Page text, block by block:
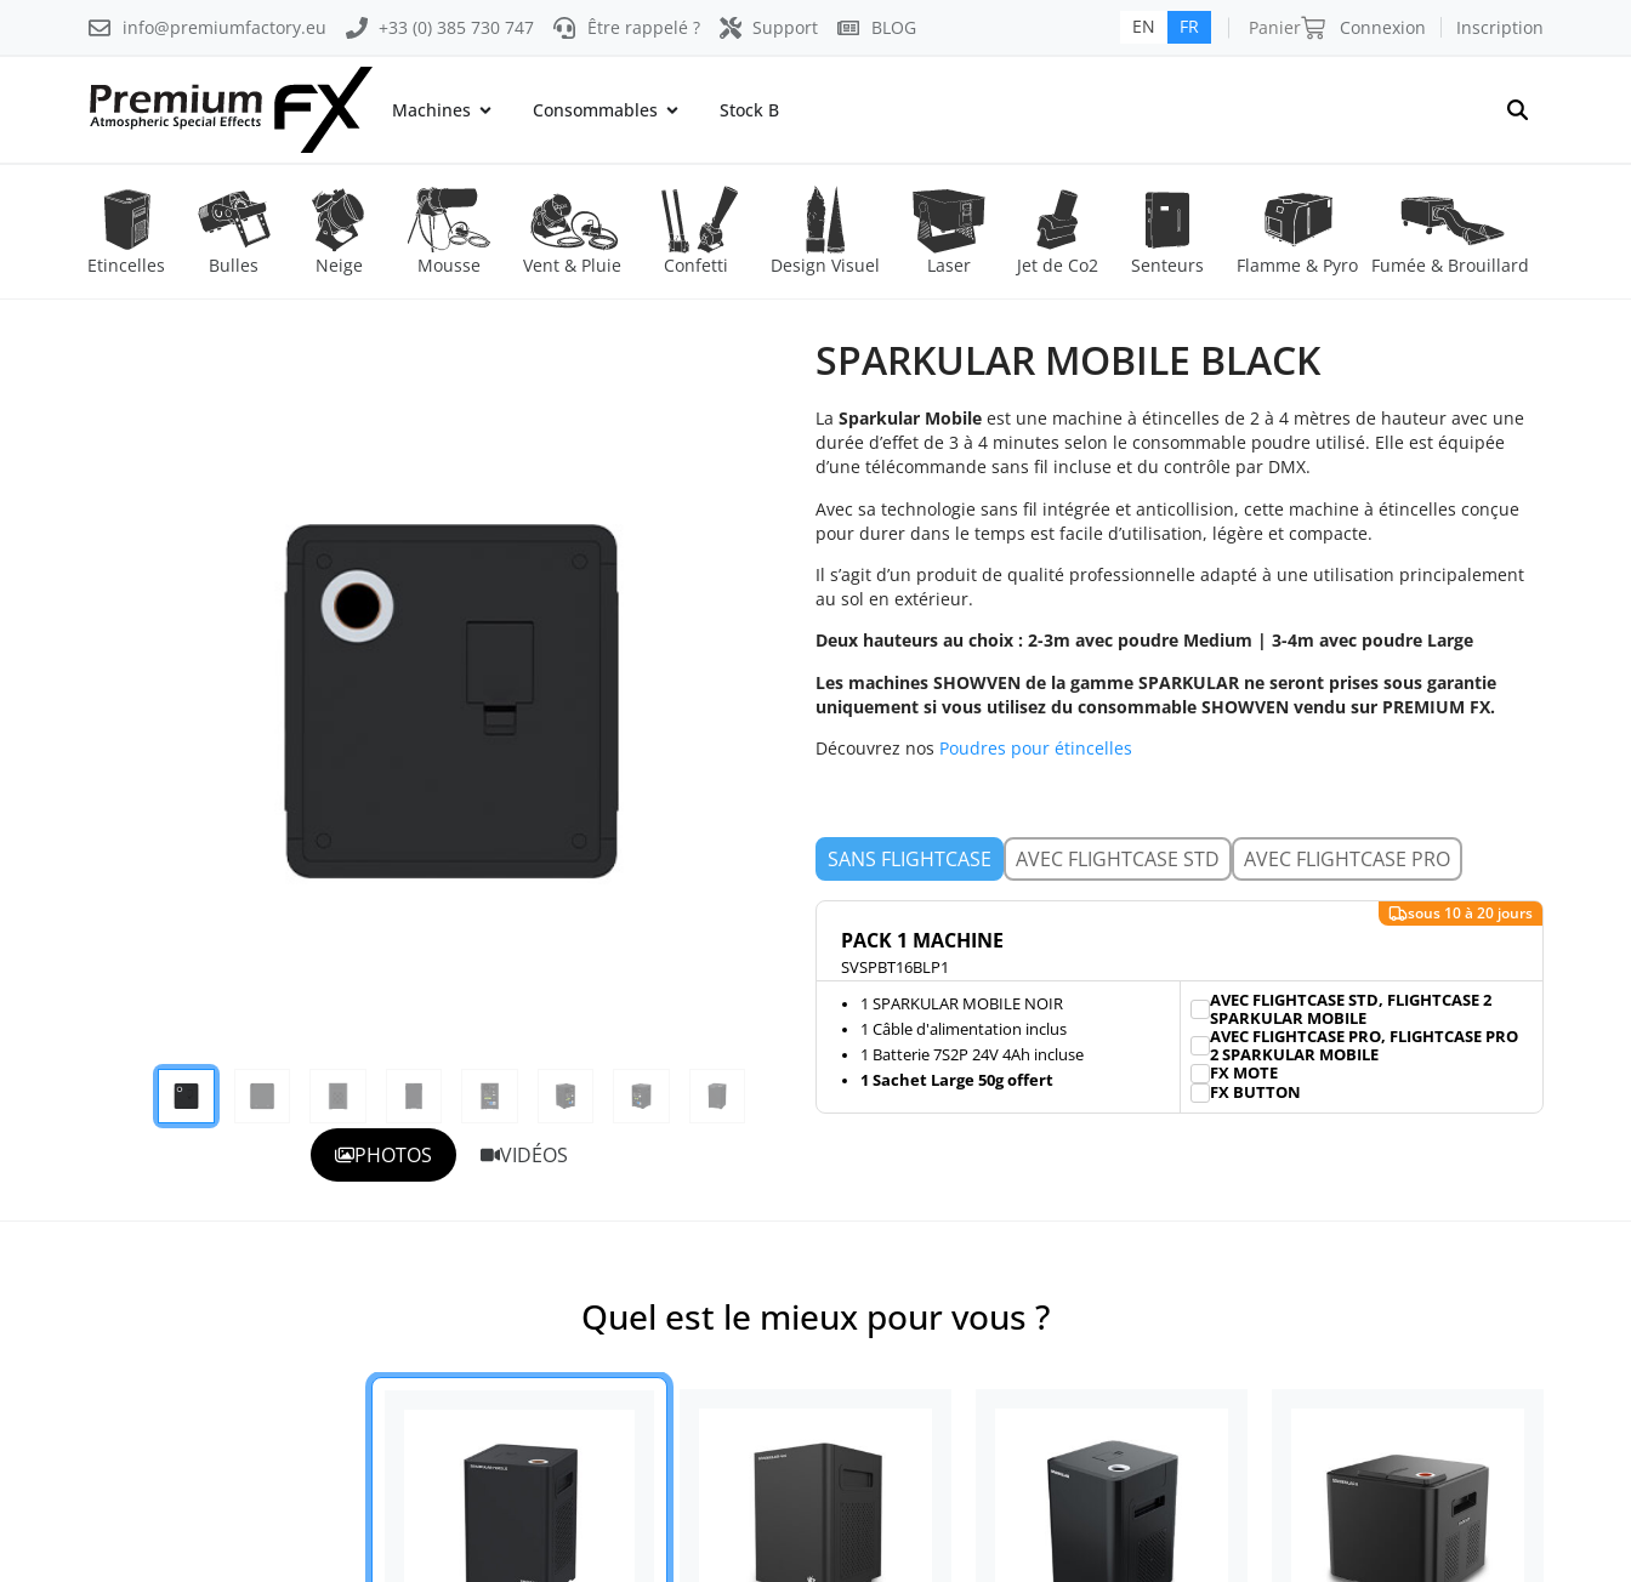
info@premiumfactory.eu +33 (0) 385 730 747 Être rappelé ? Support BLOG EN FR Panier Connexion Inscription
Machines Consommables Stock B
Etincelles Bulles Neige Mousse Vent & Pluie Confetti Design Visuel Laser Jet de Co2 Senteurs Flamme & Pyro Fumée & Brouillard
PHOTOS VIDÉOS
SPARKULAR MOBILE BLACK
La Sparkular Mobile est une machine à étincelles de 2 à 4 mètres de hauteur avec une
durée d’effet de 3 à 4 minutes selon le consommable poudre utilisé. Elle est équipée
d’une télécommande sans fil incluse et du contrôle par DMX.
Avec sa technologie sans fil intégrée et anticollision, cette machine à étincelles conçue
pour durer dans le temps est facile d’utilisation, légère et compacte.
Il s’agit d’un produit de qualité professionnelle adapté à une utilisation principalement
au sol en extérieur.
Deux hauteurs au choix : 2-3m avec poudre Medium | 3-4m avec poudre Large
Les machines SHOWVEN de la gamme SPARKULAR ne seront prises sous garantie
uniquement si vous utilisez du consommable SHOWVEN vendu sur PREMIUM FX.
Découvrez nos Poudres pour étincelles
SANS FLIGHTCASE AVEC FLIGHTCASE STD AVEC FLIGHTCASE PRO
PACK 1 MACHINE
SVSPBT16BLP1
1 SPARKULAR MOBILE NOIR
1 Câble d'alimentation inclus
1 Batterie 7S2P 24V 4Ah incluse
1 Sachet Large 50g offert
AVEC FLIGHTCASE STD, FLIGHTCASE 2
SPARKULAR MOBILE
AVEC FLIGHTCASE PRO, FLIGHTCASE PRO
2 SPARKULAR MOBILE
FX MOTE
FX BUTTON
Quel est le mieux pour vous ?